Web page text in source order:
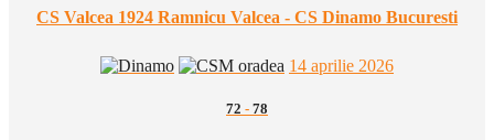
CS Valcea 1924 Ramnicu Valcea - CS Dinamo Bucuresti
14 aprilie 2026
72 - 78